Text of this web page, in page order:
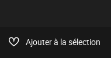
Ajouter à la sélection